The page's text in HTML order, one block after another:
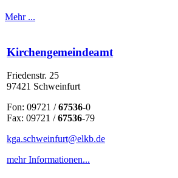
Mehr ...
Kirchengemeindeamt
Friedenstr. 25
97421 Schweinfurt
Fon: 09721 /67536-0
Fax: 09721 /67536-79
kga.schweinfurt@elkb.de
mehr Informationen...